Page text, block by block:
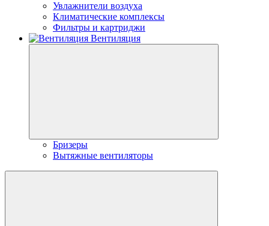
Увлажнители воздуха
Климатические комплексы
Фильтры и картриджи
Вентиляция
Бризеры
Вытяжные вентиляторы